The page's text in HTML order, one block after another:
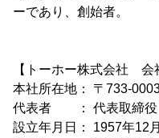
ーであり、創始者。
【トーホー株式会社 会
本社所在地： 〒733-
代表者 ： 代表取締役
設立年月日： 1957年12